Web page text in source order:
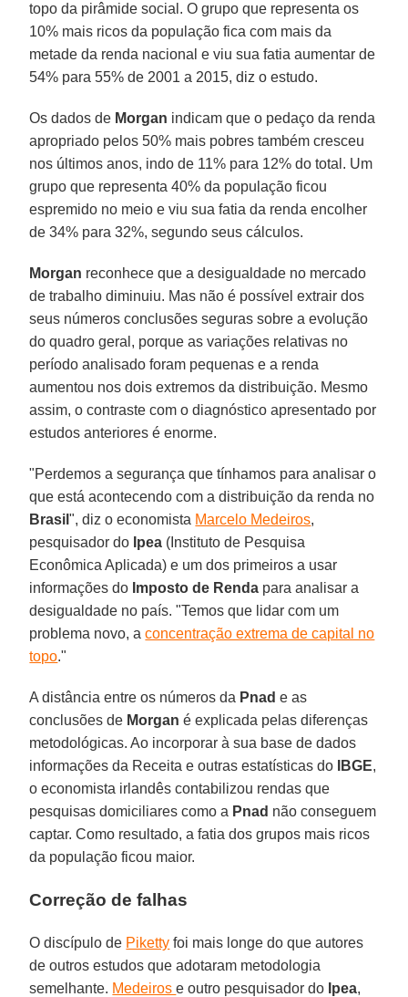
topo da pirâmide social. O grupo que representa os
10% mais ricos da população fica com mais da
metade da renda nacional e viu sua fatia aumentar de
54% para 55% de 2001 a 2015, diz o estudo.
Os dados de Morgan indicam que o pedaço da renda
apropriado pelos 50% mais pobres também cresceu
nos últimos anos, indo de 11% para 12% do total. Um
grupo que representa 40% da população ficou
espremido no meio e viu sua fatia da renda encolher
de 34% para 32%, segundo seus cálculos.
Morgan reconhece que a desigualdade no mercado
de trabalho diminuiu. Mas não é possível extrair dos
seus números conclusões seguras sobre a evolução
do quadro geral, porque as variações relativas no
período analisado foram pequenas e a renda
aumentou nos dois extremos da distribuição. Mesmo
assim, o contraste com o diagnóstico apresentado por
estudos anteriores é enorme.
"Perdemos a segurança que tínhamos para analisar o
que está acontecendo com a distribuição da renda no
Brasil", diz o economista Marcelo Medeiros,
pesquisador do Ipea (Instituto de Pesquisa
Econômica Aplicada) e um dos primeiros a usar
informações do Imposto de Renda para analisar a
desigualdade no país. "Temos que lidar com um
problema novo, aconcentração extrema de capital no
topo."
A distância entre os números da Pnad e as
conclusões de Morgan é explicada pelas diferenças
metodológicas. Ao incorporar à sua base de dados
informações da Receita e outras estatísticas do
IBGE,
o economista irlandês contabilizou rendas que
pesquisas domiciliares como a Pnad não conseguem
captar. Como resultado, a fatia dos grupos mais ricos
da população ficou maior.
Correção de falhas
O discípulo de Piketty foi mais longe do que autores
de outros estudos que adotaram metodologia
semelhante. Medeirose outro pesquisador do Ipea,